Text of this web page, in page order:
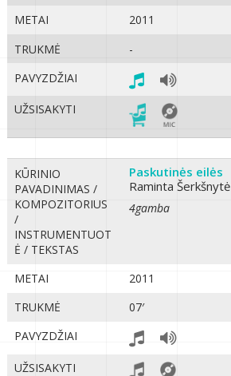
METAI
2011
TRUKMĖ
-
PAVYZDŽIAI
UŽSISAKYTI
KŪRINIO
PAVADINIMAS /
KOMPOZITORIUS
/
INSTRUMENTUOT
Ė / TEKSTAS
Paskutinės eilės
Raminta Šerkšnytė
4gamba
METAI
2011
TRUKMĖ
07′
PAVYZDŽIAI
UŽSISAKYTI